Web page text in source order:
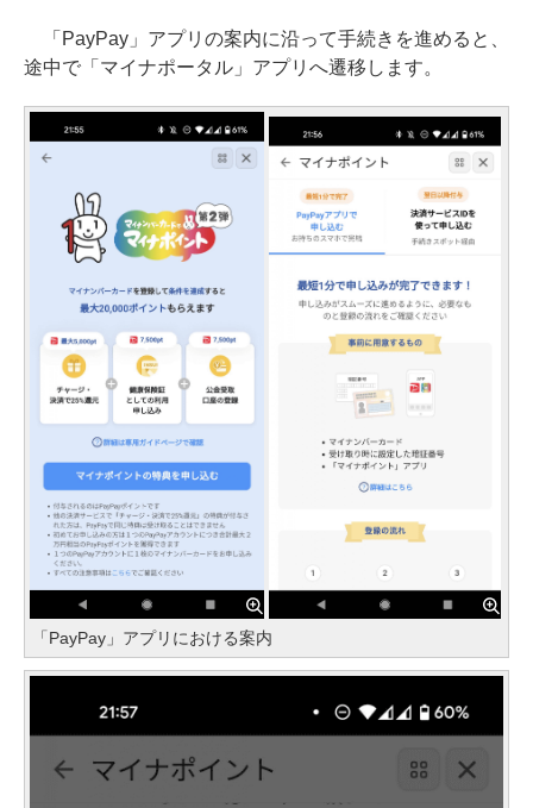
「PayPay」アプリの案内に沿って手続きを進めると、
途中で「マイナポータル」アプリへ遷移します。
「PayPay」アプリにおける案内